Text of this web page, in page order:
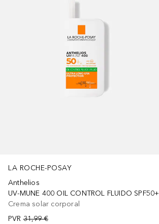
LA ROCHE-POSAY
Anthelios
UV-MUNE 400 OIL CONTROL FLUIDO SPF50+
Crema solar corporal
PVR 31,99 €